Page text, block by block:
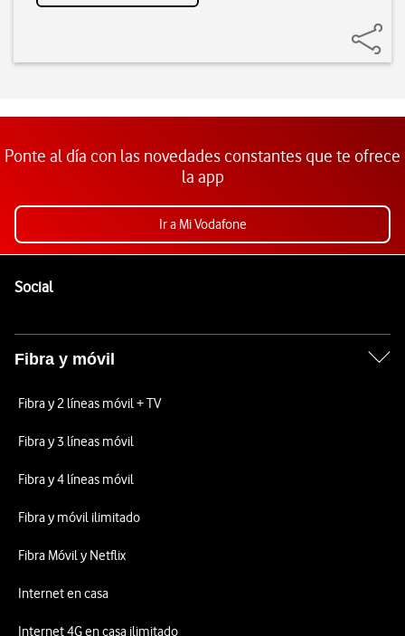
Ponte al día con las novedades constantes que te ofrece
la app
Ir a Mi Vodafone
SocialEnlaces a las redes sociales de Vodafone
Fibra y móvil
Fibra y 2 líneas móvil + TV
Fibra y 3 líneas móvil
Fibra y 4 líneas móvil
Fibra y móvil ilimitado
Fibra Móvil y Netflix
Internet en casa
Internet 4G en casa ilimitado